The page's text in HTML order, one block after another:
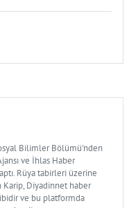
Bilimler Bölümü'nden
ve İhlas Haber
Rüya tabirleri üzerine
Karip, Diyadinnet haber
ve bu platformda